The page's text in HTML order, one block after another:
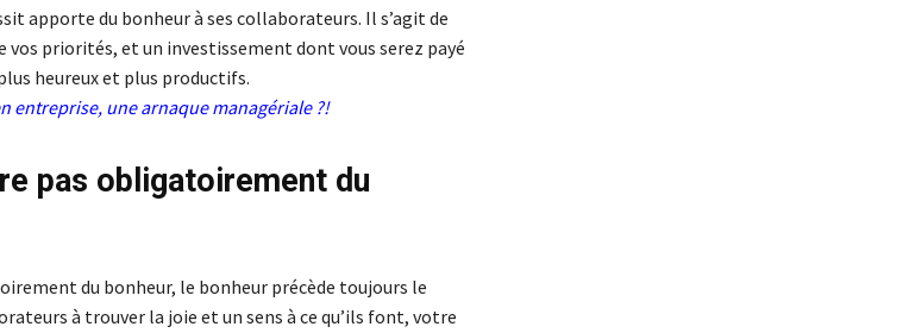
apporte du bonheur à ses collaborateurs. Il s’agit de
vos priorités, et un investissement dont vous serez payé
heureux et plus productifs.
entreprise, une arnaque managériale ?!
pas obligatoirement du
du bonheur, le bonheur précède toujours le
à trouver la joie et un sens à ce qu’ils font, votre